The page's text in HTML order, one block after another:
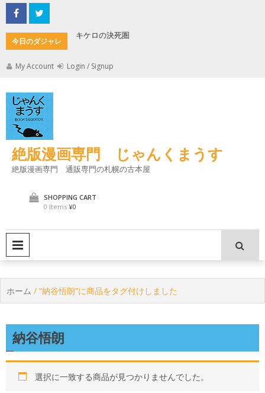
Skip
to
content
今日のダジャレ
キケロの決死圏
My Account Login / Signup
絶版漫画専門 じゃんくまうす
絶版漫画専門 通販専門の札幌の古本屋
SHOPPING CART
0 Items ¥0
ホーム / “納谷悟朗”に商品をタグ付けしました
納谷悟朗
選択に一致する商品が見つかりませんでした。